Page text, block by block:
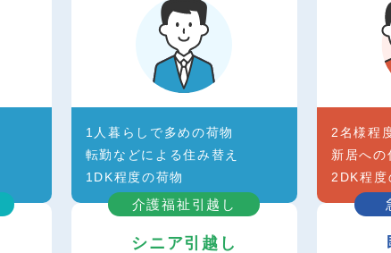
1人暮らしで多めの荷物
転勤などによる住み替え
1DK程度の荷物
2名様程
新居への
2DK程度
介護福祉引越し
シニア引越し